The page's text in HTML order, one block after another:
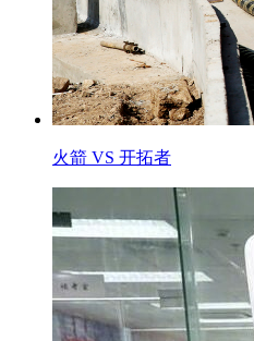
火箭 VS 开拓者